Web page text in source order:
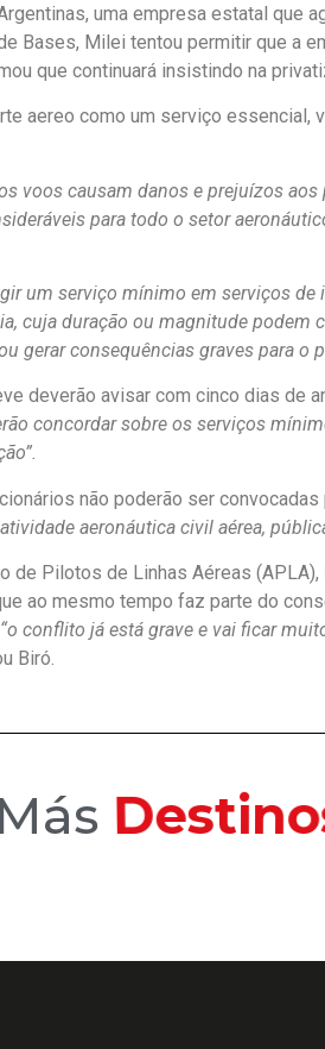
uma empresa estatal que
Bases, Milei tentou permitir que a
que continuará insistindo na
aereo como um serviço essencial,
voos causam danos e prejuízos
para todo o setor
um serviço mínimo em serviços de
cuja duração ou magnitude podem
gerar consequências graves para o
deverão avisar com cinco dias de
concordar sobre os serviços
não poderão ser convocadas
aeronáutica civil aérea,
de Pilotos de Linhas Aéreas (APLA),
ao mesmo tempo faz parte do
“o conflito já está grave e vai ficar
Biró.
Más